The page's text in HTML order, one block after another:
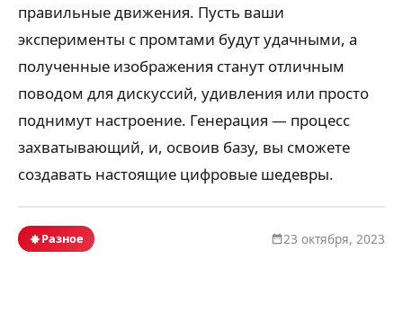
правильные движения. Пусть ваши
эксперименты с промтами будут удачными, а
полученные изображения станут отличным
поводом для дискуссий, удивления или просто
поднимут настроение. Генерация — процесс
захватывающий, и, освоив базу, вы сможете
создавать настоящие цифровые шедевры.
Разное 23 октября, 2023